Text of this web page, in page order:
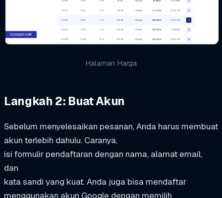
Halaman Harga
Langkah 2: Buat Akun
Sebelum menyelesaikan pesanan, Anda harus membuat
akun terlebih dahulu. Caranya,
isi formulir pendaftaran dengan nama, alamat email,
dan
kata sandi yang kuat. Anda juga bisa mendaftar
menggunakan akun Google dengan memilih